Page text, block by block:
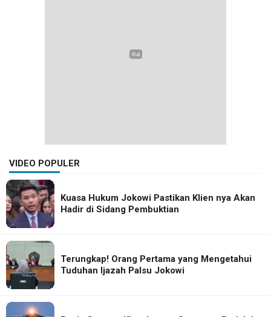
VIDEO POPULER
Kuasa Hukum Jokowi Pastikan Klien nya Akan
Hadir di Sidang Pembuktian
Terungkap! Orang Pertama yang Mengetahui
Tuduhan Ijazah Palsu Jokowi